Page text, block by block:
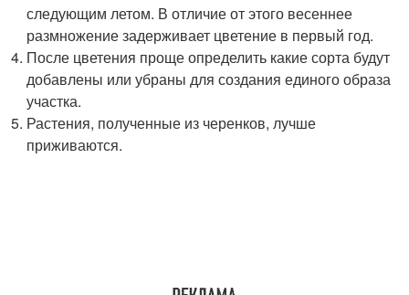
следующим летом. В отличие от этого весеннее
размножение задерживает цветение в первый год.
После цветения проще определить какие сорта будут
добавлены или убраны для создания единого образа
участка.
Растения, полученные из черенков, лучше
приживаются.